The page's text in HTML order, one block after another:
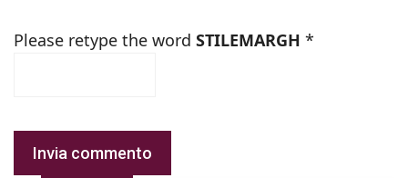
Please retype the word STILEMARGH *